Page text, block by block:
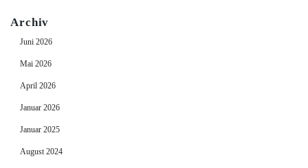
Archiv
Juni 2026
Mai 2026
April 2026
Januar 2026
Januar 2025
August 2024